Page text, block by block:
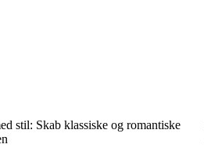
stil: Skab klassiske og romantiske